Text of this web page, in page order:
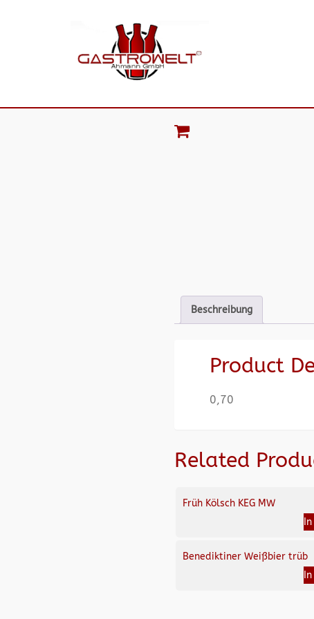
Beschreibung
Product
0,70
Related
Früh Kölsch KEG MW
Benediktiner Weißbier trüb